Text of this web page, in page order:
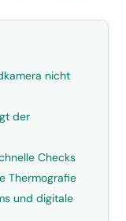
nicht
der
Checks
Thermografie
und digitale